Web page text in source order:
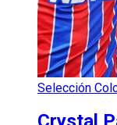
Selección